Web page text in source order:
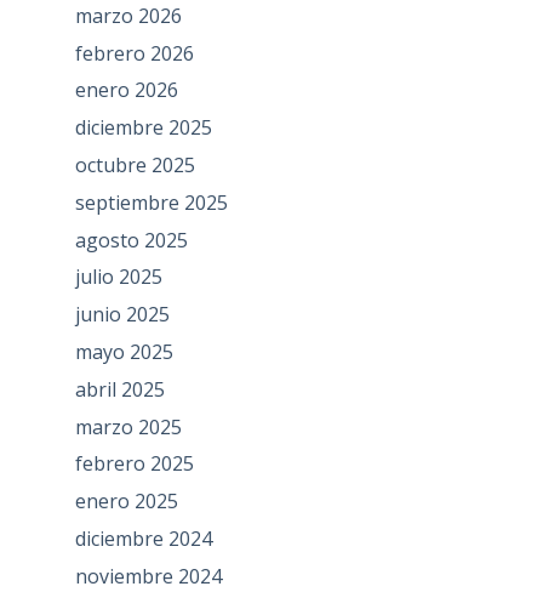
marzo 2026
febrero 2026
enero 2026
diciembre 2025
octubre 2025
septiembre 2025
agosto 2025
julio 2025
junio 2025
mayo 2025
abril 2025
marzo 2025
febrero 2025
enero 2025
diciembre 2024
noviembre 2024